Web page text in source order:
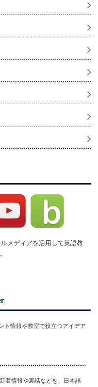
メディアを活用して英語教
ト情報や教室で役立つアイデア
着情報や裏話などを、日本語